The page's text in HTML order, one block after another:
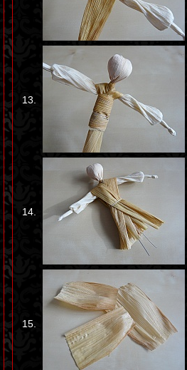
13.
14.
15.